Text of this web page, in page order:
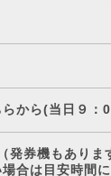
から(当日９：
発券機もありま
合は目安時間